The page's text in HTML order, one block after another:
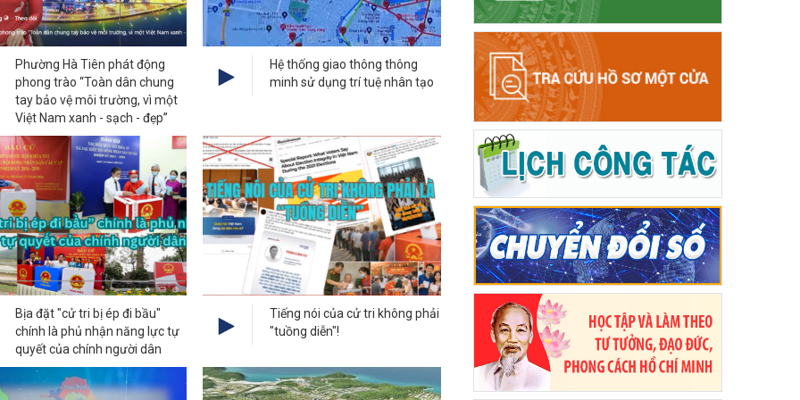
Phường Hà Tiên phát động
phong trào “Toàn dân chung
tay bảo vệ môi trường, vì một
Việt Nam xanh - sạch - đẹp”
Hệ thống giao thông thông
minh sử dụng trí tuệ nhân tạo
Bịa đặt "cử tri bị ép đi bầu"
chính là phủ nhận năng lực tự
quyết của chính người dân
Tiếng nói của cử tri không phải
"tuồng diễn"!